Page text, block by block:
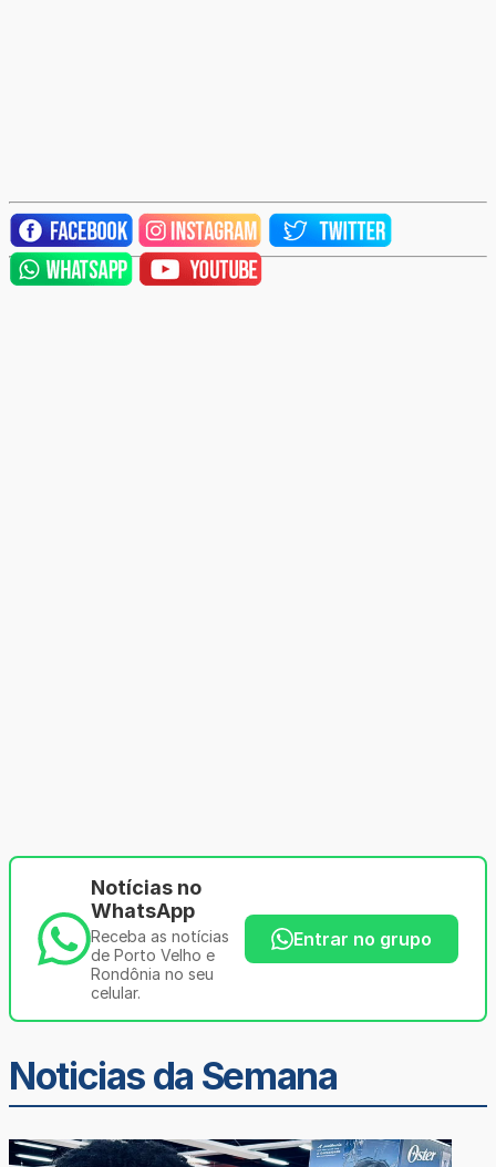
Notícias no
WhatsApp
Receba as notícias
de Porto Velho e
Rondônia no seu
celular.
Entrar no grupo
Noticias da Semana